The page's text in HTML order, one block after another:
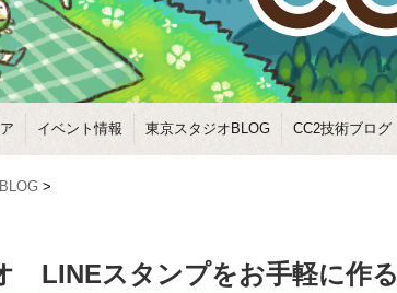
イベント情報 東京スタジオBLOG CC2技術ブログ
>
LINEスタンプをお手軽に作る